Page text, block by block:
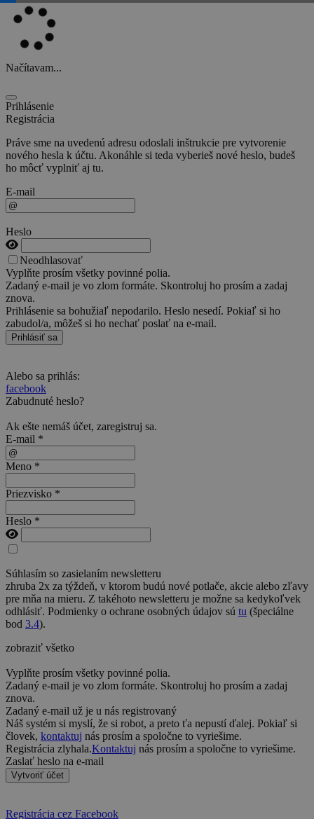
Načítavam...
Prihlásenie
Registrácia
Práve sme na uvedenú adresu odoslali inštrukcie pre vytvorenie
nového hesla k účtu. Akonáhle si teda vyberieš nové heslo, budeš
ho môcť vyplniť aj tu.
E-mail
Heslo
Neodhlasovať
Vyplňte prosím všetky povinné polia.
Zadaný e-mail je vo zlom formáte. Skontroluj ho prosím a zadaj
znova.
Prihlásenie sa bohužiaľ nepodarilo. Heslo nesedí. Pokiaľ si ho
zabudol/a, môžeš si ho nechať poslať na e-mail.
Prihlásiť sa
Alebo sa prihlás:
facebook
Zabudnuté heslo?
Ak ešte nemáš účet, zaregistruj sa.
E-mail *
Meno *
Priezvisko *
Heslo *
Súhlasím so zasielaním newsletteru
zhruba 2x za týždeň, v ktorom budú nové potlače, akcie alebo zľavy
pre mňa na mieru. Z takéhoto newsletteru je možne sa kedykoľvek
odhlásiť. Podmienky o ochrane osobných údajov sú tu (špeciálne
bod 3.4).
zobraziť všetko
Vyplňte prosím všetky povinné polia.
Zadaný e-mail je vo zlom formáte. Skontroluj ho prosím a zadaj
znova.
Zadaný e-mail už je u nás registrovaný
Náš systém si myslí, že si robot, a preto ťa nepustí ďalej. Pokiaľ si
človek, kontaktuj nás prosím a spoločne to vyriešime.
Registrácia zlyhala.Kontaktuj nás prosím a spoločne to vyriešime.
Zaslať heslo na e-mail
Vytvoriť účet
Registrácia cez Facebook